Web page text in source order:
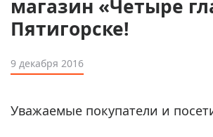
магазин «Четыре
Пятигорске!
9 декабря 2016
Уважаемые покупатели и